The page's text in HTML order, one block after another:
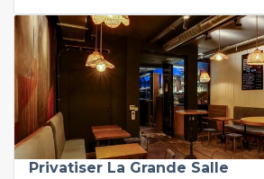
Privatiser La Grande Salle